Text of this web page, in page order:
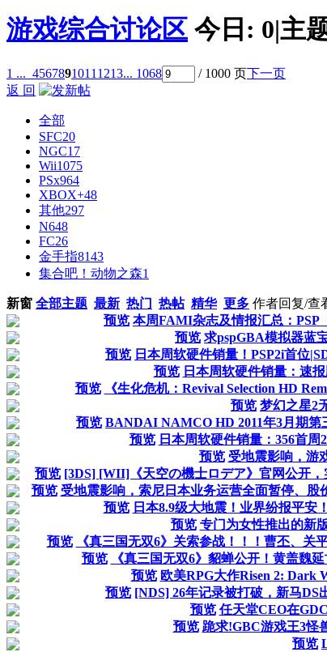
游戏综合讨论区 今日: 0|主
1 ... 4567891011 1213... 1068 / 1000 页下一页
返 回
全部
SFC20
NGC17
Wii1075
PSx964
XBOX+48
其他297
N648
FC26
金手指8143
集合吧！动物之森1
新窗 全部主题 最新 热门 热帖 精华 更多 作者回复/查
预览 本周FAMI杂志及情报汇总：PSP
预览 求pspGBA模拟器蓝
预览 日本周软硬件销量！PSP2i首位
预览 日本周软硬件销量：速
预览
《生化危机：Revival Selection HD
预览 梦幻之星2
预览 BANDAI NAMCO HD 2011年3月期第
预览 日本周软硬件销量：356首
预览 受地震影响，游
预览 [3DS] [WII]《天空の機士ロデア》官网公开
预览 受地震影响，索尼日本业务运营全面暂停、股
预览 日本8.9级大地震！业界纷报平安
预览 专门为女性推出的新
预览
《真三国无双6》关索参战！！！曹丕、关
预览
《真三国无双6》貂蝉公开！黄盖魏
预览 欧美RPG大作Risen 2: Dark
预览 [NDS] 26年记录被打破，新马DS
预览 任天堂CEO在
预览 跪求!GBC游戏王3怪
预览